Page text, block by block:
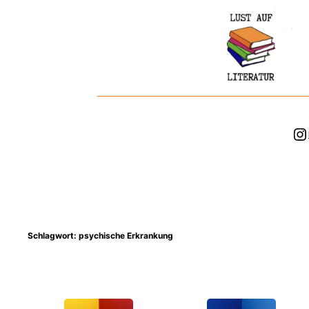
Schlagwort: psychische Erkrankung